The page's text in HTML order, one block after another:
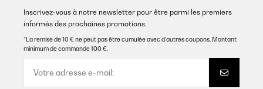
Inscrivez-vous à notre newsletter pour être parmi les premiers
informés des prochaines promotions.
*La remise de 10 € ne peut pas être cumulée avec d’autres coupons. Montant
minimum de commande 100 €.